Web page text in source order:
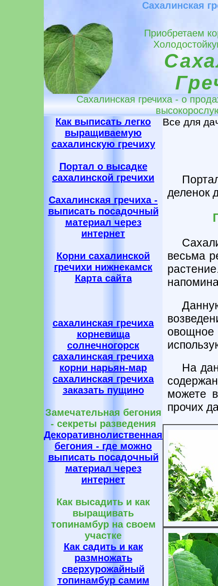
Сахалинская
Приобретаем
Сахалинская гречиха - о
Как выписать легко
выращиваемую
сахалинскую гречиху
Портал о высадке
сахалинской гречихи
Сахалинская гречиха -
выписать посадочный
материал через
интернет
Корни сахалинской
гречихи нижнекамск
Карта сайта
сахалинская гречиха
корневища
солнечногорск
сахалинская гречиха
корни нарьян-мар
сахалинская гречиха
заказать пущино
Замечательная бегония
- секреты разведения
Декоративнолиственная
бегония - где можно
выписать посадочный
материал через
интернет
Как высадить и как
выращивать
топинамбур на своем
участке
Как садить и как
размножать
сверхурожайный
топинамбур самим
Все для
деленок
весьма
На
можете
прочих